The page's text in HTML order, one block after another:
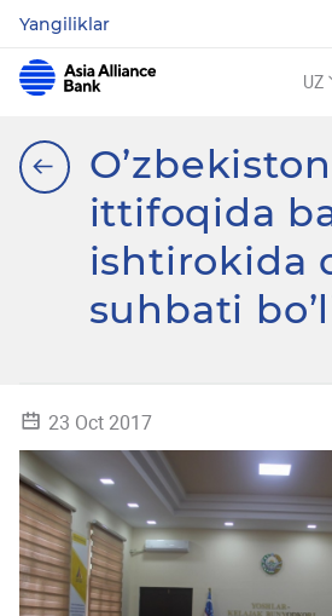
Yangiliklar
UZ
ittifoqida
ishtirokida
suhbati
23 Oct 2017